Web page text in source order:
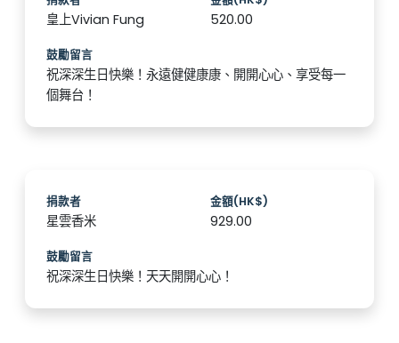
皇上Vivian Fung 520.00
鼓勵留言
祝深深生日快樂！永遠健健康康、開開心心、享受每一
個舞台！
捐款者
星雲香米
金額(HK$)
929.00
鼓勵留言
祝深深生日快樂！天天開開心心！